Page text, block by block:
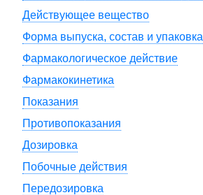
Действующее вещество
Форма выпуска, состав и упаковка
Фармакологическое действие
Фармакокинетика
Показания
Противопоказания
Дозировка
Побочные действия
Передозировка